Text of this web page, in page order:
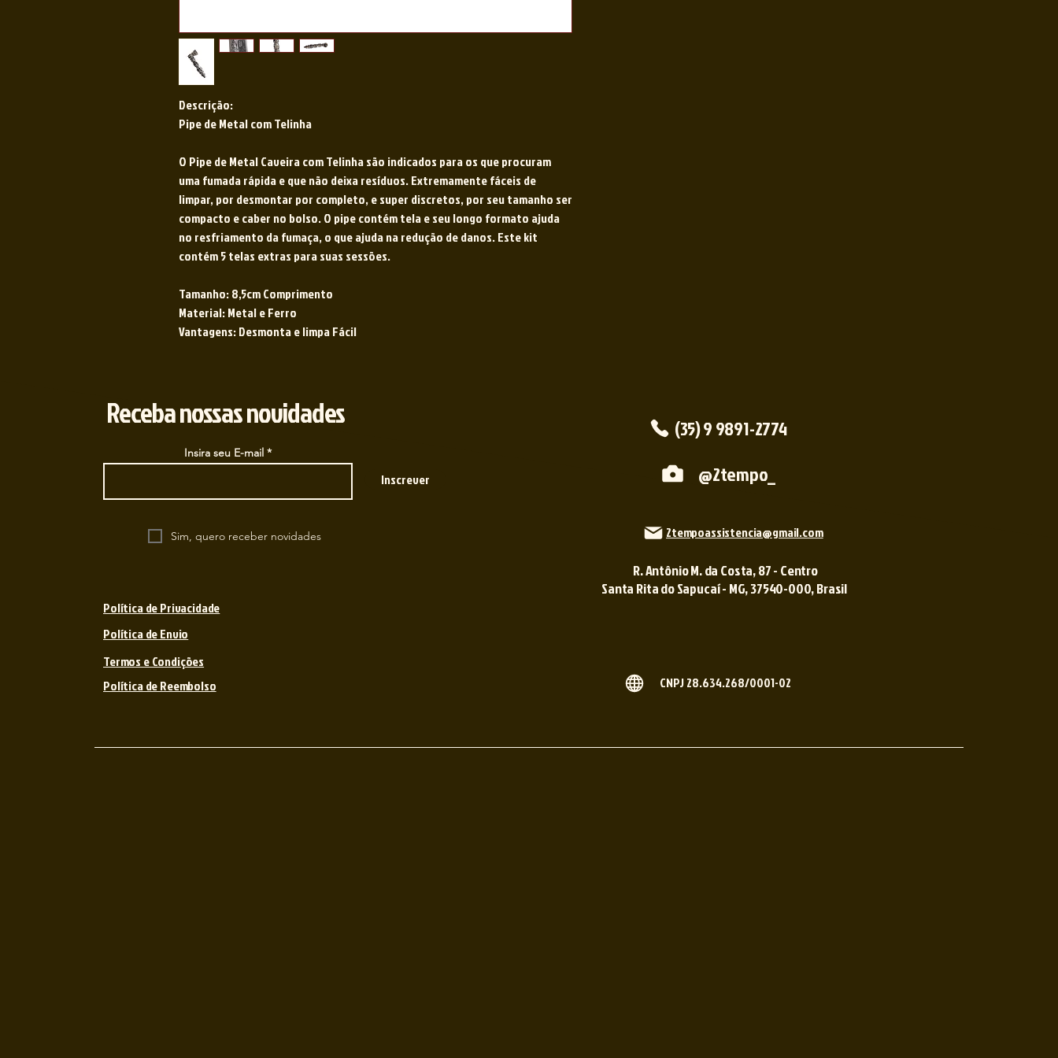
Descrição:
Pipe de Metal com Telinha
O Pipe de Metal Caveira com Telinha são indicados para os que procuram
uma fumada rápida e que não deixa resíduos. Extremamente fáceis de
limpar, por desmontar por completo, e super discretos, por seu tamanho ser
compacto e caber no bolso. O pipe contém tela e seu longo formato ajuda
no resfriamento da fumaça, o que ajuda na redução de danos. Este kit
contém 5 telas extras para suas sessões.
Tamanho: 8,5cm Comprimento
Material: Metal e Ferro
Vantagens: Desmonta e limpa Fácil
Receba nossas novidades
Insira seu E-mail
Inscrever
Sim, quero receber novidades
Política de Privacidade
Política de Envio
Termos e Condições
Política de Reembolso
(35) 9 9891-2774
@2tempo_
2tempoassistencia@gmail.com
R. Antônio M. da Costa, 87 - Centro
Santa Rita do Sapucaí - MG, 37540-000, Brasil ​​
CNPJ 28.634.268/0001-02